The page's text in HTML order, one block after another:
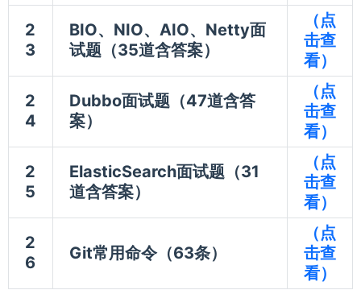
2
3
BIO、NIO、AIO、Netty面
试题（35道含答案）
（点
击查
看）
2
4
Dubbo面试题（47道含答
案）
（点
击查
看）
2
5
ElasticSearch面试题（31
道含答案）
（点
击查
看）
2
6
Git常用命令（63条）
（点
击查
看）